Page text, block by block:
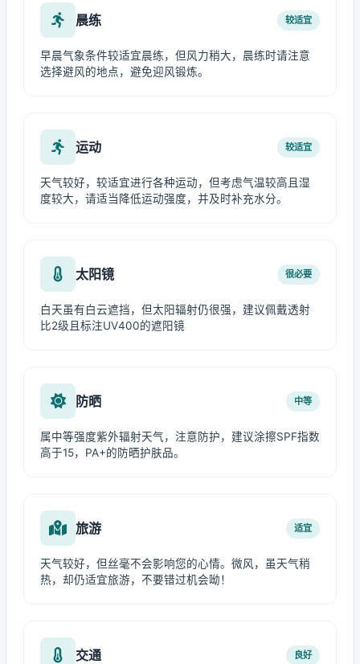
晨练 较适宜
早晨气象条件较适宜晨练，但风力稍大，晨练时请注意
选择避风的地点，避免迎风锻炼。
运动 较适宜
天气较好，较适宜进行各种运动，但考虑气温较高且湿
度较大，请适当降低运动强度，并及时补充水分。
太阳镜 很必要
白天虽有白云遮挡，但太阳辐射仍很强，建议佩戴透射
比2级且标注UV400的遮阳镜
防晒 中等
属中等强度紫外辐射天气，注意防护，建议涂擦SPF指数
高于15，PA+的防晒护肤品。
旅游 适宜
天气较好，但丝毫不会影响您的心情。微风，虽天气稍
热，却仍适宜旅游，不要错过机会呦！
交通 良好